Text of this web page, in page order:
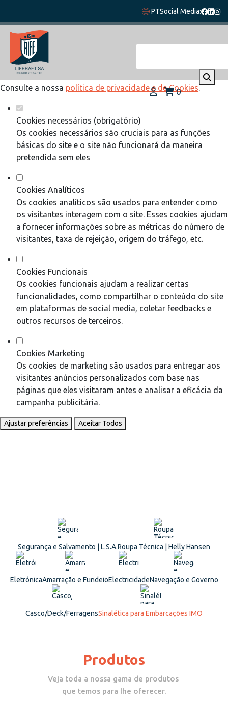
Defina as suas preferências de cookies
para este website.
Este website utiliza cookies estritamente necessários,
analíticos e funcionais, para lhe oferecer uma boa experiência
de navegação e acesso a todas as funcionalidades.
Consulte a nossa política de privacidade e de Cookies.
Cookies necessários (obrigatório)
Os cookies necessários são cruciais para as funções
básicas do site e o site não funcionará da maneira
pretendida sem eles
Cookies Analíticos
Os cookies analíticos são usados para entender como
os visitantes interagem com o site. Esses cookies ajudam
a fornecer informações sobre as métricas do número de
visitantes, taxa de rejeição, origem do tráfego, etc.
Cookies Funcionais
Os cookies funcionais ajudam a realizar certas
funcionalidades, como compartilhar o conteúdo do site
em plataformas de social media, coletar feedbacks e
outros recursos de terceiros.
Cookies Marketing
Os cookies de marketing são usados para entregar aos
visitantes anúncios personalizados com base nas
páginas que eles visitaram antes e analisar a eficácia da
campanha publicitária.
Ajustar preferências Aceitar Todos
PTSocial Media:
0
Segurança e Salvamento | L.S.A.Roupa Técnica | Helly Hansen
EletrónicaAmarração e FundeioElectricidadeNavegação e Governo
Casco/Deck/FerragensSinalética para Embarcações IMO
Produtos
Veja toda a nossa gama de produtos
que temos para lhe oferecer.